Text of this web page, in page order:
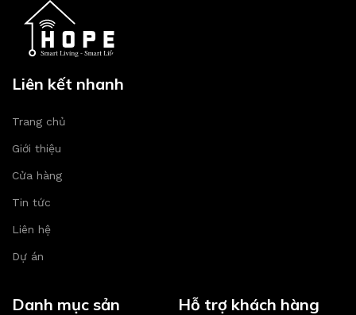
Liên kết nhanh
Trang chủ
Giới thiệu
Cửa hàng
Tin tức
Liên hệ
Dự án
Danh mục sản
Hỗ trợ khách hàng